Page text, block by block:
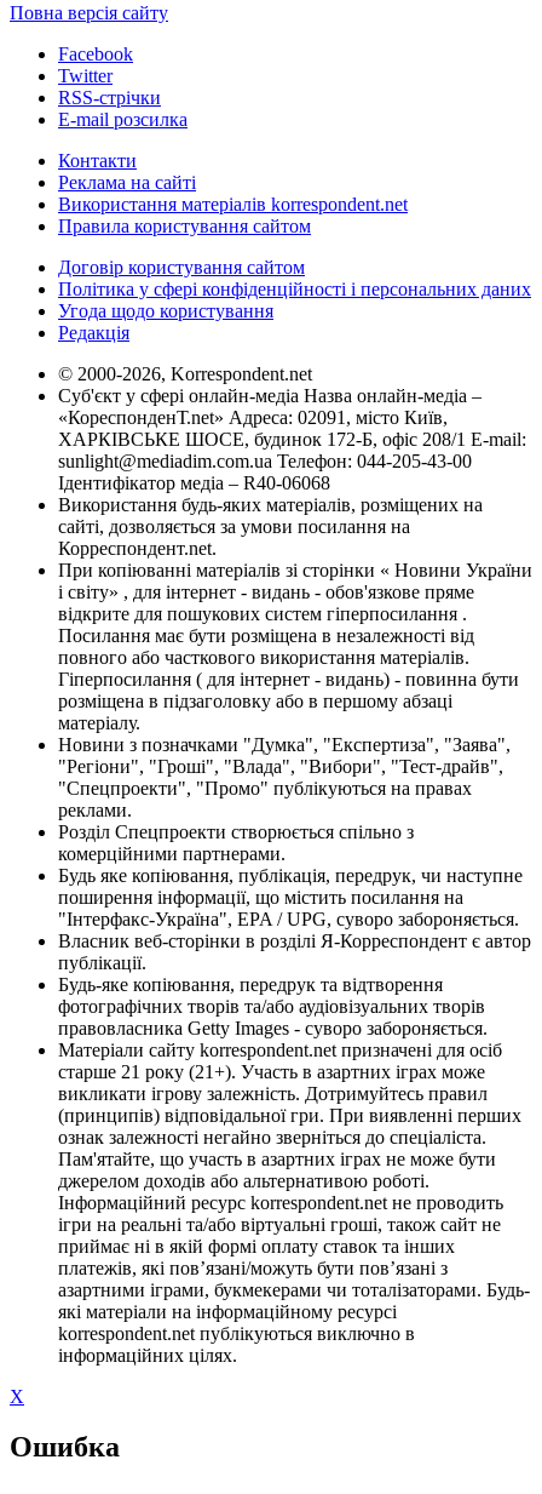
Повна версія сайту
Facebook
Twitter
RSS-стрічки
E-mail розсилка
Контакти
Реклама на сайті
Використання матеріалів korrespondent.net
Правила користування сайтом
Договір користування сайтом
Політика у сфері конфіденційності і персональних даних
Угода щодо користування
Редакція
© 2000-2026, Korrespondent.net
Суб'єкт у сфері онлайн-медіа Назва онлайн-медіа –
«КореспонденТ.net» Адреса: 02091, місто Київ,
ХАРКІВСЬКЕ ШОСЕ, будинок 172-Б, офіс 208/1 E-mail:
sunlight@mediadim.com.ua Телефон: 044-205-43-00
Ідентифікатор медіа – R40-06068
Використання будь-яких матеріалів, розміщених на
сайті, дозволяється за умови посилання на
Корреспондент.net.
При копіюванні матеріалів зі сторінки « Новини України
і світу» , для інтернет - видань - обов'язкове пряме
відкрите для пошукових систем гіперпосилання .
Посилання має бути розміщена в незалежності від
повного або часткового використання матеріалів.
Гіперпосилання ( для інтернет - видань) - повинна бути
розміщена в підзаголовку або в першому абзаці
матеріалу.
Новини з позначками "Думка", "Експертиза", "Заява",
"Регіони", "Гроші", "Влада", "Вибори", "Тест-драйв",
"Спецпроекти", "Промо" публікуються на правах
реклами.
Розділ Спецпроекти створюється спільно з
комерційними партнерами.
Будь яке копіювання, публікація, передрук, чи наступне
поширення інформації, що містить посилання на
"Інтерфакс-Україна", EPA / UPG, суворо забороняється.
Власник веб-сторінки в розділі Я-Корреспондент є автор
публікації.
Будь-яке копіювання, передрук та відтворення
фотографічних творів та/або аудіовізуальних творів
правовласника Getty Images - суворо забороняється.
Матеріали сайту korrespondent.net призначені для осіб
старше 21 року (21+). Участь в азартних іграх може
викликати ігрову залежність. Дотримуйтесь правил
(принципів) відповідальної гри. При виявленні перших
ознак залежності негайно зверніться до спеціаліста.
Пам'ятайте, що участь в азартних іграх не може бути
джерелом доходів або альтернативою роботі.
Інформаційний ресурс korrespondent.net не проводить
ігри на реальні та/або віртуальні гроші, також сайт не
приймає ні в якій формі оплату ставок та інших
платежів, які пов’язані/можуть бути пов’язані з
азартними іграми, букмекерами чи тоталізаторами. Будь-
які матеріали на інформаційному ресурсі
korrespondent.net публікуються виключно в
інформаційних цілях.
X
Ошибка